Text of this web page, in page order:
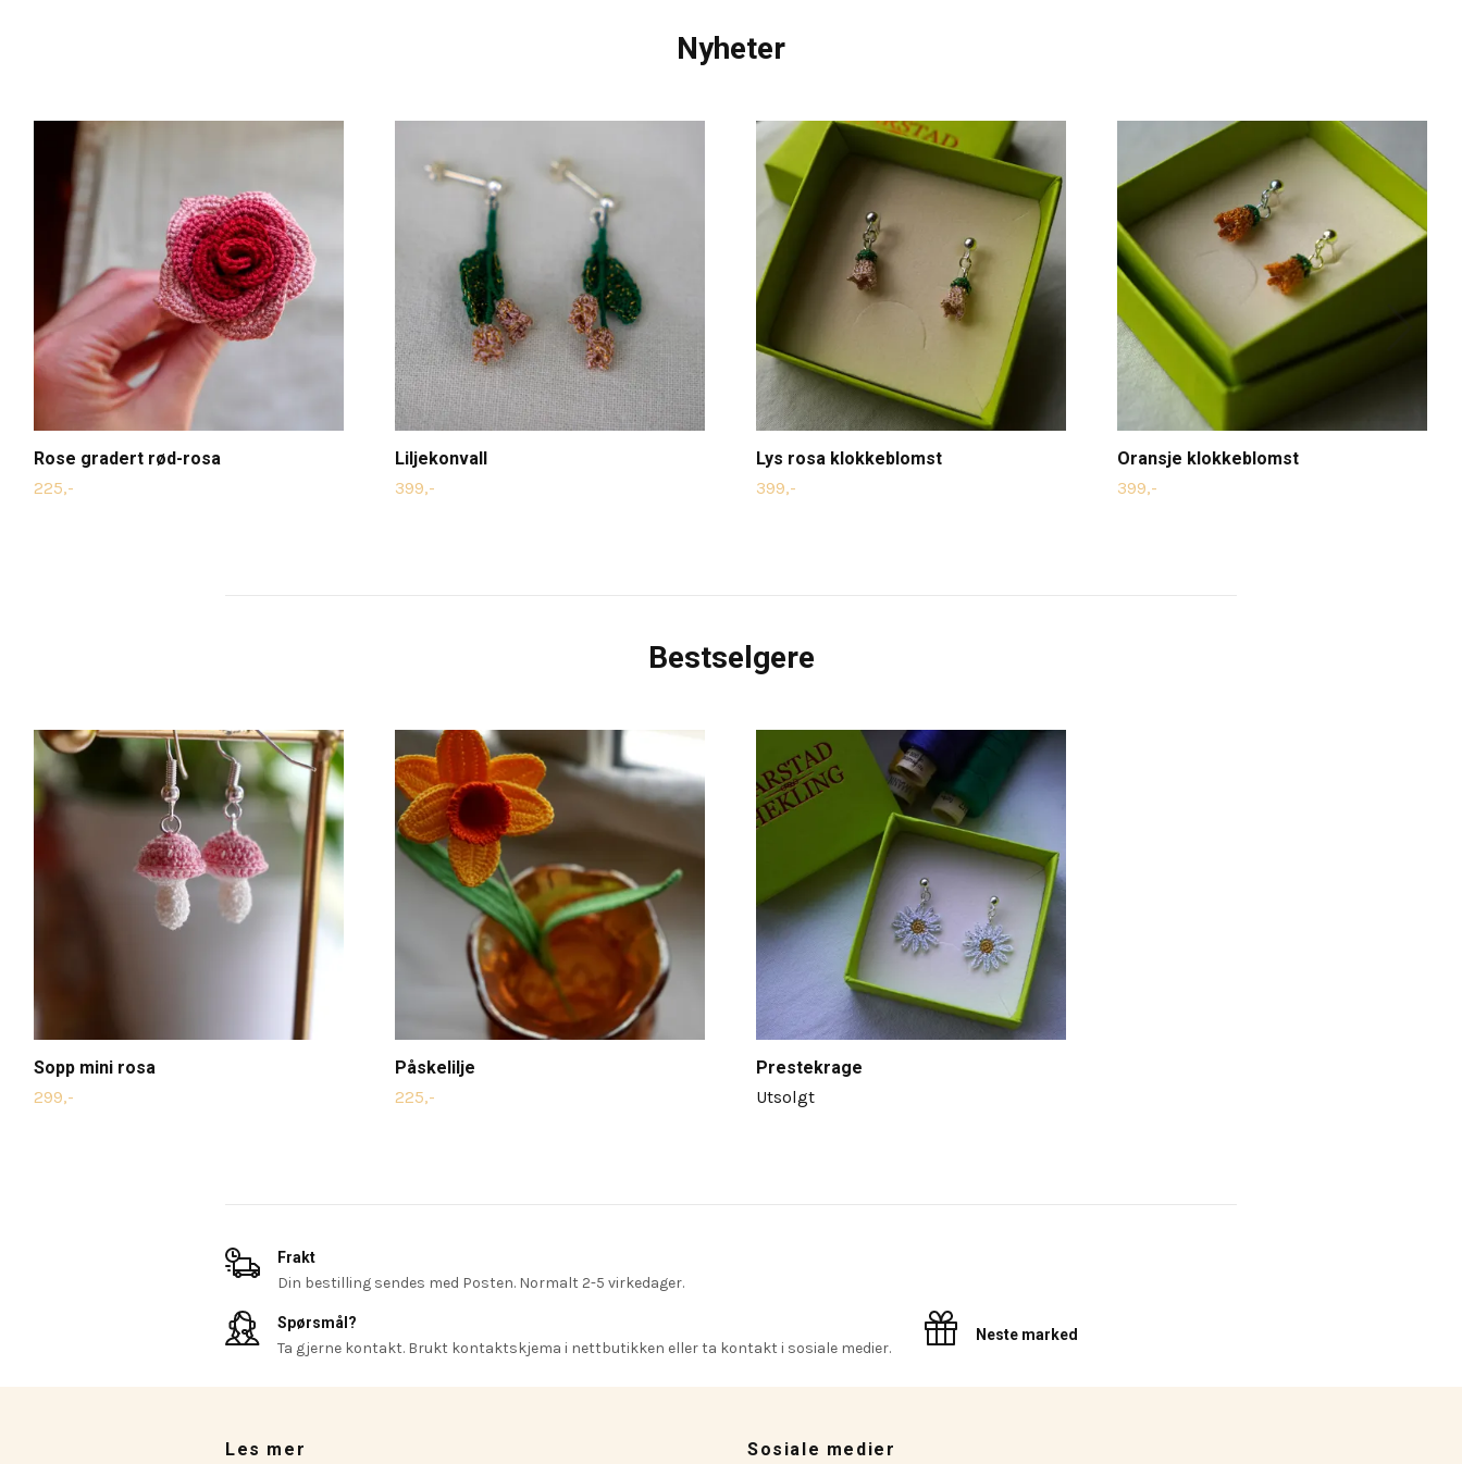
Nyheter
Rose gradert rød-rosa
225,-
Liljekonvall
399,-
Lys rosa klokkeblomst
399,-
Oransje klokkeblomst
399,-
Bestselgere
Sopp mini rosa
299,-
Påskelilje
225,-
Prestekrage
Utsolgt
Frakt
Din bestilling sendes med Posten. Normalt 2-5 virkedager.
Spørsmål?
Ta gjerne kontakt. Brukt kontaktskjema i nettbutikken eller ta kontakt i sosiale medier.
Neste marked
Les mer Sosiale medier